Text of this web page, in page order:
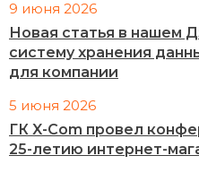
9 июня 2026
Новая статья в нашем
систему хранения
для компании
5 июня 2026
ГК X-Com провел
25-летию интернет-